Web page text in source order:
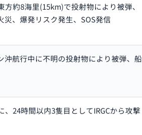
方約8海里(15km)で投射物により被弾、
災、爆発リスク発生、SOS発信
沖航行中に不明の投射物により被弾、船
、24時間以内3隻目としてIRGCから攻撃